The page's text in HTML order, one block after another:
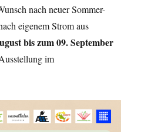
nach neuer Sommer-
eigenem Strom aus
bis zum 09. September
im